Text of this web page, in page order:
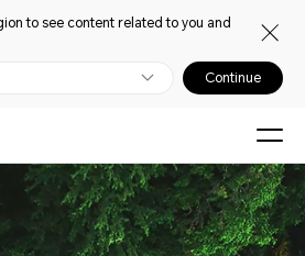
to see content related to you and
Continue